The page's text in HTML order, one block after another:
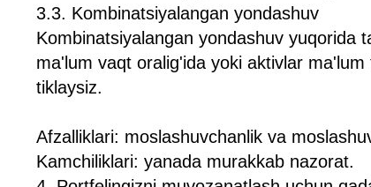
3.3. Kombinatsiyalangan yondashuv
Kombinatsiyalangan yondashuv yuqorida
ma'lum vaqt oralig'ida yoki aktivlar
tiklaysiz.
Afzalliklari: moslashuvchanlik va
Kamchiliklari: yanada murakkab nazorat.